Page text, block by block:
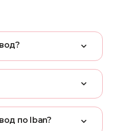
вод?
вод по Iban?